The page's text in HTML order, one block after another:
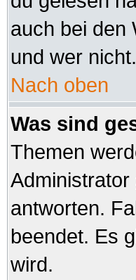
auch bei den
und wer nicht.
Nach oben
Was sind
Themen
antworten.
beendet. Es
wird.